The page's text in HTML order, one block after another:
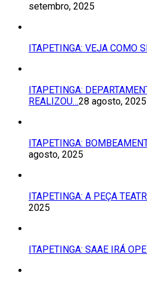
setembro, 2025
ITAPETINGA: VEJA COMO
ITAPETINGA:
REALIZOU…28 agosto, 2025
ITAPETINGA:
agosto, 2025
ITAPETINGA: A PEÇA
2025
ITAPETINGA: SAAE IRÁ